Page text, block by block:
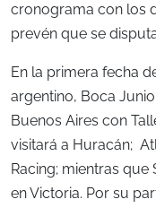
cronograma con los
prevén que se
En la primera fecha
argentino, Boca
Buenos Aires con
visitará a Huracán;
Racing; mientras
en Victoria. Por su